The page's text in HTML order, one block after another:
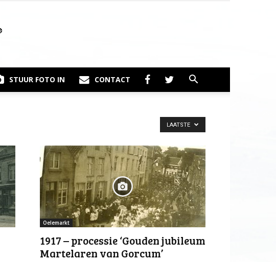
STUUR FOTO IN CONTACT
LAATSTE
Oelemarkt
1917 – processie ‘Gouden jubileum
Martelaren van Gorcum’